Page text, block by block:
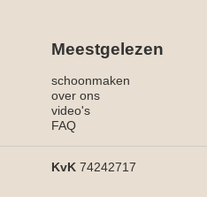
Meestgelezen
schoonmaken
over ons
video's
FAQ
KvK 74242717